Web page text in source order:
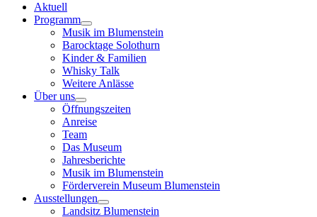
Aktuell
Programm
Musik im Blumenstein
Barocktage Solothurn
Kinder & Familien
Whisky Talk
Weitere Anlässe
Über uns
Öffnungszeiten
Anreise
Team
Das Museum
Jahresberichte
Musik im Blumenstein
Förderverein Museum Blumenstein
Ausstellungen
Landsitz Blumenstein